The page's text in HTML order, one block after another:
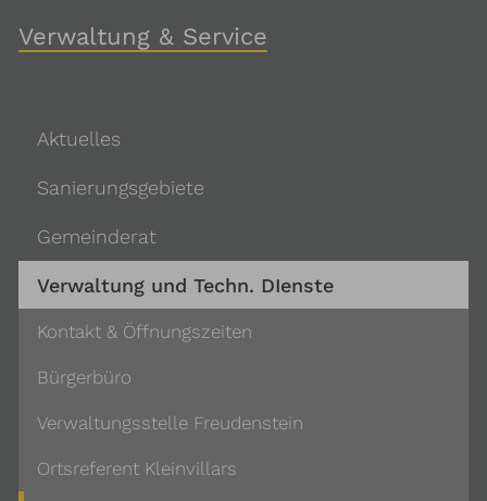
Verwaltung & Service
Aktuelles
Sanierungsgebiete
Gemeinderat
Verwaltung und Techn. DIenste
Kontakt & Öffnungszeiten
Bürgerbüro
Verwaltungsstelle Freudenstein
Ortsreferent Kleinvillars